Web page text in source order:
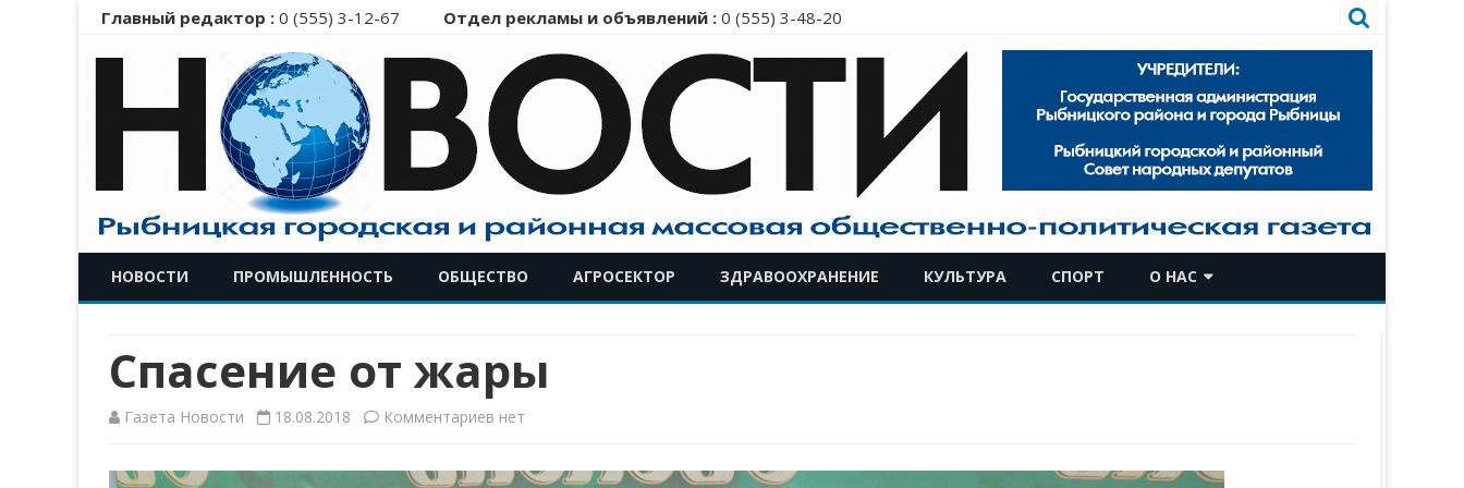
Главный редактор : 0 (555) 3-12-67 Отдел рекламы и объявлений : 0 (555) 3-48-20
к
содержимому
НОВОСТИ ПРОМЫШЛЕННОСТЬ ОБЩЕСТВО АГРОСЕКТОР ЗДРАВООХРАНЕНИЕ КУЛЬТУРА СПОРТ О НАС
Спасение от жары
Газета Новости 18.08.2018 Комментариев кнет